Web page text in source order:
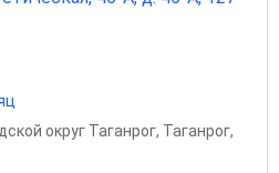
округ Таганрог, Таганрог,